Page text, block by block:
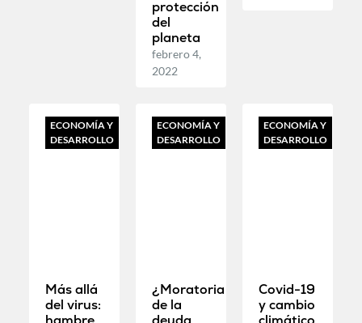
protección
del
planeta
febrero 4,
2022
ECONOMÍA Y
DESARROLLO
Más allá
del virus:
ECONOMÍA Y
DESARROLLO
¿Moratoria
de la
ECONOMÍA Y
DESARROLLO
Covid-19
y cambio